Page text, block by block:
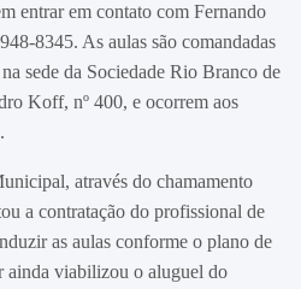
entrar em contato com Fernando
8345. As aulas são comandadas
sede da Sociedade Rio Branco de
Koff, nº 400, e ocorrem aos
através do chamamento
a contratação do profissional de
as aulas conforme o plano de
ainda viabilizou o aluguel do